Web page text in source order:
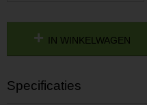
IN WINKELWAGEN
Specificaties